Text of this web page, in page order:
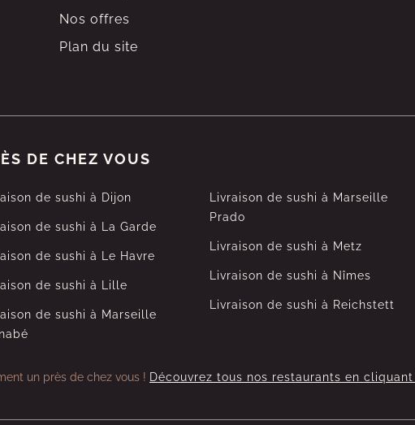
Nos offres
Plan du site
DE CHEZ VOUS
de sushi à Dijon
de sushi à La Garde
de sushi à Le Havre
de sushi à Lille
de sushi à Marseille
Livraison de sushi à Marseille
Prado
Livraison de sushi à Metz
Livraison de sushi à Nîmes
Livraison de sushi à Reichstett
un près de chez vous ! Découvrez tous nos restaurants en